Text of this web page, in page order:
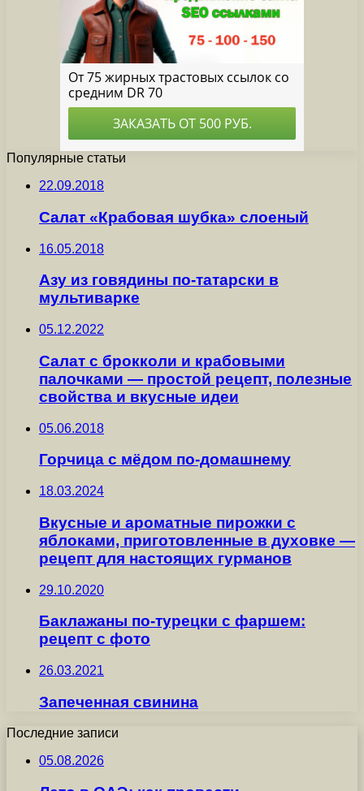
Популярные статьи
22.09.2018
Салат «Крабовая шубка» слоеный
16.05.2018
Азу из говядины по-татарски в
мультиварке
05.12.2022
Салат с брокколи и крабовыми
палочками — простой рецепт, полезные
свойства и вкусные идеи
05.06.2018
Горчица с мёдом по-домашнему
18.03.2024
Вкусные и ароматные пирожки с
яблоками, приготовленные в духовке —
рецепт для настоящих гурманов
29.10.2020
Баклажаны по-турецки с фаршем:
рецепт с фото
26.03.2021
Запеченная свинина
Последние записи
05.08.2026